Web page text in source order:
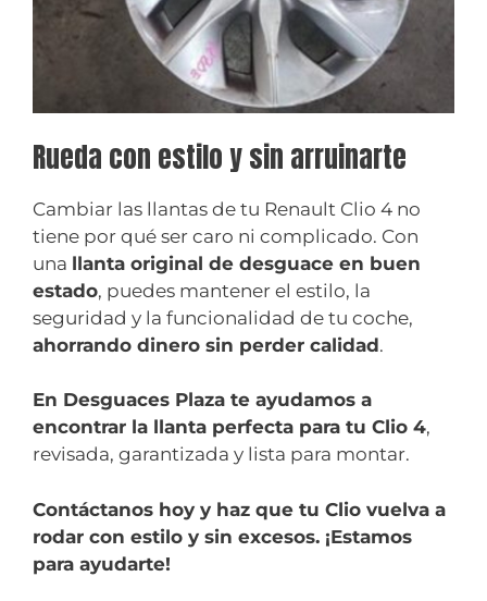
Rueda con estilo y sin arruinarte
Cambiar las llantas de tu Renault Clio 4 no
tiene por qué ser caro ni complicado. Con
una llanta original de desguace en buen
estado, puedes mantener el estilo, la
seguridad y la funcionalidad de tu coche,
ahorrando dinero sin perder calidad.
En Desguaces Plaza te ayudamos a
encontrar la llanta perfecta para tu Clio 4,
revisada, garantizada y lista para montar.
Contáctanos hoy y haz que tu Clio vuelva a
rodar con estilo y sin excesos. ¡Estamos
para ayudarte!